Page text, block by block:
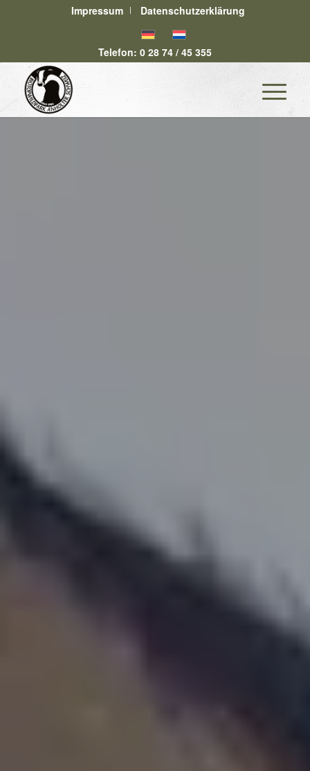
Impressum Datenschutzerklärung
Telefon: 0 28 74 / 45 355